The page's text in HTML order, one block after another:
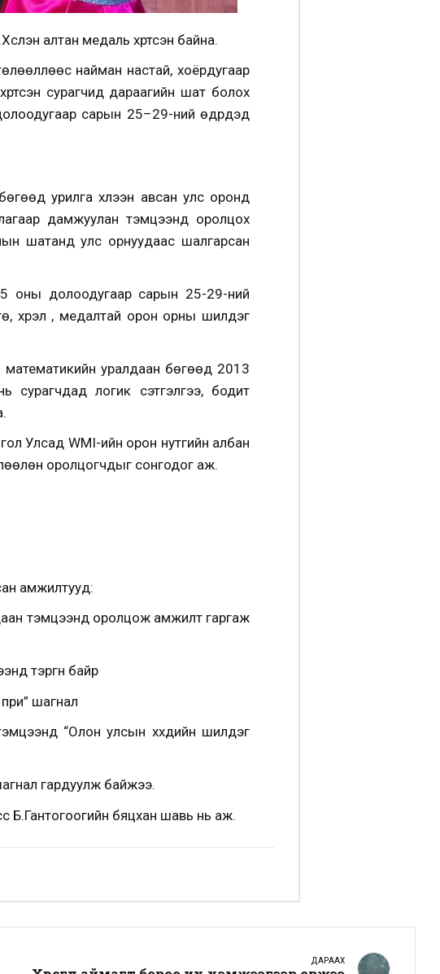
алтан медаль хүртсэн байна.
найман настай, хоёрдугаар
сурагчид дараагийн шат болох
сарын 25–29-ний өдрүүдэд
урилга хүлээн авсан улс оронд
дамжуулан тэмцээнд оролцох
шатанд улс орнуудаас шалгарсан
оны долоодугаар сарын 25-29-ний
хүрэл , медалтай орон орны шилдэг
уралдаан бөгөөд 2013
сурагчдад логик сэтгэлгээ, бодит
Улсад WMI-ийн орон нутгийн албан
оролцогчдыг сонгодог аж.
амжилтууд:
тэмцээнд оролцож амжилт гаргаж
тэргүүн байр
шагнал
“Олон улсын хүүхдийн шилдэг
гардуулж байжээ.
Б.Гантогоогийн бяцхан шавь нь аж.
ДАРААХ